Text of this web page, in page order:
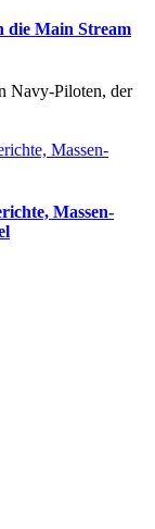
die Main Stream
Navy-Piloten, der
Massen-